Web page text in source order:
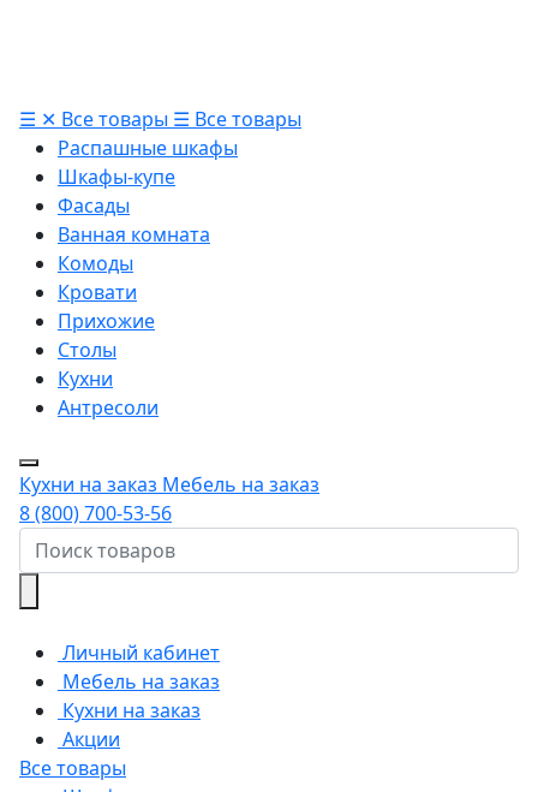
☰ ✕ Все товары ☰ Все товары
Распашные шкафы
Шкафы-купе
Фасады
Ванная комната
Комоды
Кровати
Прихожие
Столы
Кухни
Антресоли
Кухни на заказ Мебель на заказ
8 (800) 700-53-56
Личный кабинет
Мебель на заказ
Кухни на заказ
Акции
Все товары